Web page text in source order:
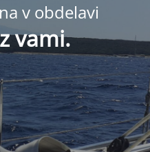
v obdelavi
vami.